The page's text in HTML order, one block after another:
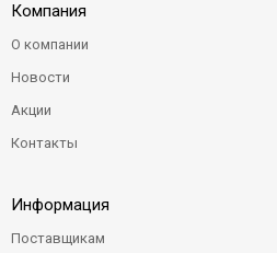
Компания
О компании
Новости
Акции
Контакты
Информация
Поставщикам